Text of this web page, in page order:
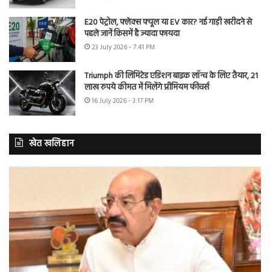
E20 पेट्रोल, फ्लेक्स फ्यूल या EV कार? नई गाड़ी खरीदने से
पहले जानें किसमें है ज्यादा फायदा
23 July 2026 - 7:41 PM
Triumph की लिमिटेड एडिशन बाइक लॉन्च के लिए तैयार, 21
लाख रुपये कीमत में मिलेंगे प्रीमियम फीचर्स
16 July 2026 - 3:17 PM
खेत खलिहान